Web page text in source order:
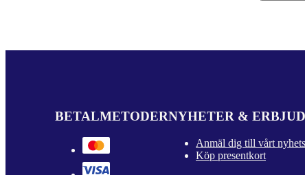
BETALMETODERNYHETER &
Anmäl dig till vårt
Köp presentkort